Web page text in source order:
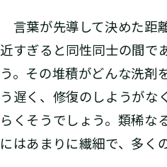
言葉が先導して決めた距
近すぎると同性同士の間で
う。その堆積がどんな洗剤
う遅く、修復のしようがな
らくそうでしょう。類稀な
にはあまりに繊細で、多く